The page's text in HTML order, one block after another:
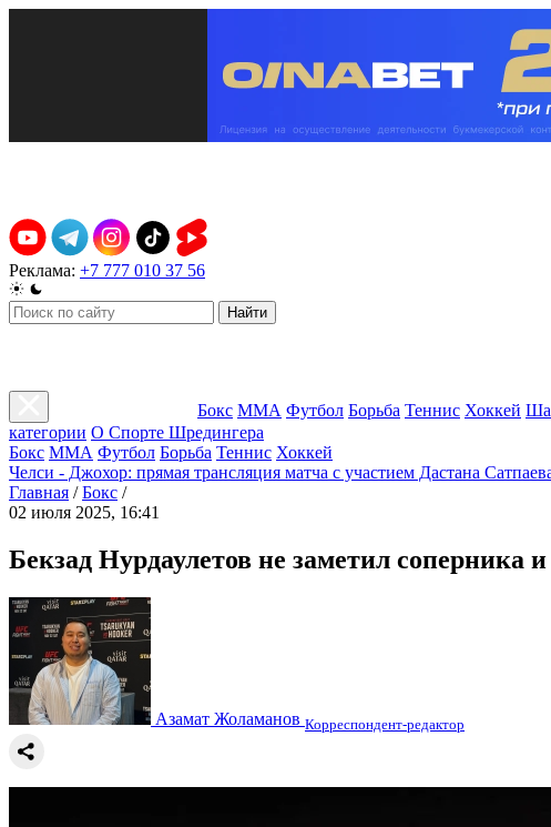
Реклама: +7 777 010 37 56
Найти
Бокс ММА Футбол Борьба Теннис Хоккей
категории О Спорте Шредингера
Бокс ММА Футбол Борьба Теннис Хоккей
Челси - Джохор: прямая трансляция матча с участием Дастана
Главная / Бокс /
02 июля 2025, 16:41
Бекзад Нурдаулетов не заметил
Азамат Жоламанов Корреспондент-редактор